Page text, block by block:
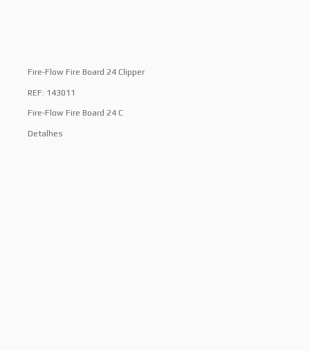
Fire-Flow Fire Board 24 Clipper
REF: 143011
Fire-Flow Fire Board 24 C
Detalhes